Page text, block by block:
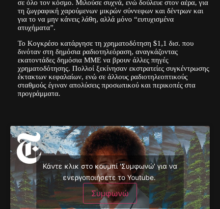
σε όλο τον κόσμο. Μιλούσε συχνά, ενώ δούλευε στον αέρα, για
τη ζωγραφική χαρούμενων μικρών σύννεφων και δέντρων και
για το να μην κάνεις λάθη, αλλά μόνο “ευτυχισμένα
ατυχήματα”.
Το Κογκρέσο κατάργησε τη χρηματοδότηση $1,1 δισ. που
δινόταν στη δημόσια ραδιοτηλεόραση, αναγκάζοντας
εκατοντάδες δημόσια ΜΜΕ να βρουν άλλες πηγές
χρηματοδότησης. Πολλοί ξεκίνησαν εκστρατείες συγκέντρωσης
έκτακτων κεφαλαίων, ενώ σε άλλους ραδιοτηλεοπτικούς
σταθμούς έγιναν απολύσεις προσωπικού και περικοπές στα
προγράμματα.
Κάντε κλικ στο κουμπί 'Συμφωνώ' για να
ενεργοποιήσετε το Youtube.
Συμφωνώ